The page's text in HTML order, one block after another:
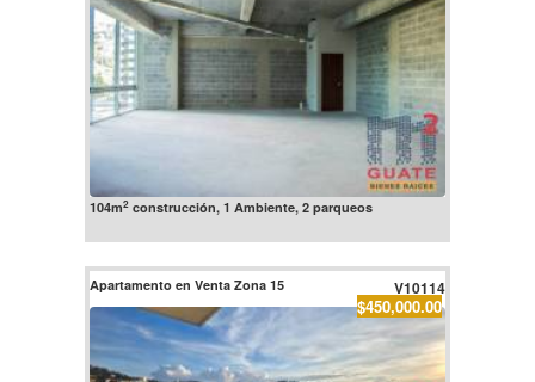
104m2construcción, 1 Ambiente, 2 parqueos
Apartamento en Venta Zona 15 V10114
$450,000.00